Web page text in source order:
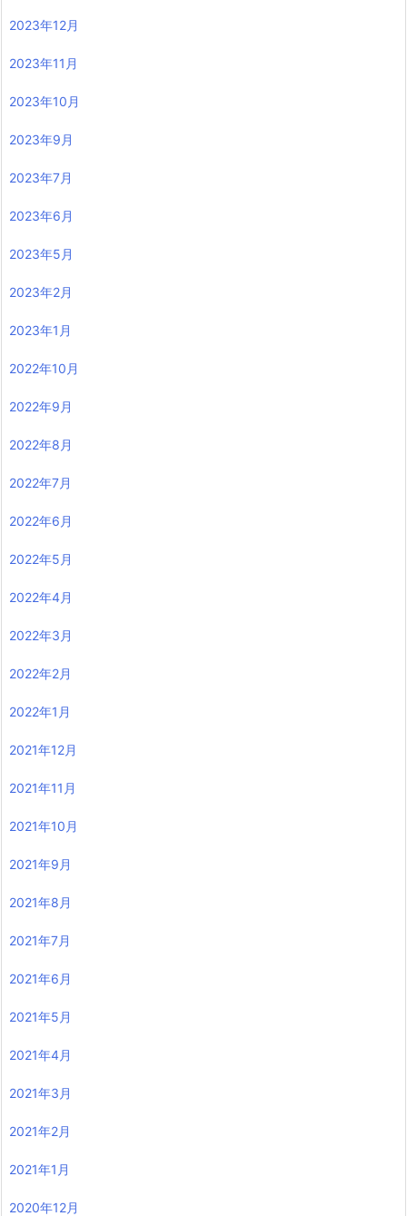
2023年12月
2023年11月
2023年10月
2023年9月
2023年7月
2023年6月
2023年5月
2023年2月
2023年1月
2022年10月
2022年9月
2022年8月
2022年7月
2022年6月
2022年5月
2022年4月
2022年3月
2022年2月
2022年1月
2021年12月
2021年11月
2021年10月
2021年9月
2021年8月
2021年7月
2021年6月
2021年5月
2021年4月
2021年3月
2021年2月
2021年1月
2020年12月